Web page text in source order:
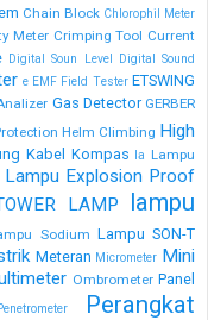
Chain Block Chlorophil Meter
Meter Crimping Tool Current
Digital Soun Level Digital Sound
e EMF Field Tester ETSWING
Gas Detector GERBER
Helm Climbing High
Kabel Kompas la Lampu
Lampu Explosion Proof
LAMP
lampu
Sodium Lampu SON-T
Meteran Micrometer Mini
Ombrometer Panel
Perangkat